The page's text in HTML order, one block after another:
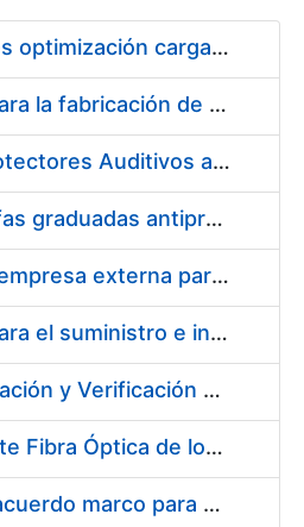
Pliego condiciones optimización cargas compras firmado
Acuerdo marco para la fabricación de piezas
Suministro de Protectores Auditivos a medida para las personas trabajadoras de los Centros de Trabajo de Madrid y Burgos
Suministro de gafas graduadas antiproyecciones para los trabajadores de la FNMT-RCM en los centros de trabajo de Madrid y Burgos
Servicios de una empresa externa para el asesoramiento y resolución de los recursos de alzada que se presentan relacionados con procesos de selección para la FNMT-RCM
Acuerdo marco para el suministro e instalación de persianas, estores y otros complementos
Servicio de Calibración y Verificación Externa de los Equipos de Medición del Servicio de Prevención de la FNMT-RCM
Conexión mediante Fibra Óptica de los Centros de Proceso de Datos (CPDs) de las sedes de la FNMT-RCM de Burgos y Madrid
Contratación de acuerdo marco para el Suministro de Material de Electricidad para la Fábrica Nacional de Moneda y Timbre-Real Casa de la Moneda en su centro de trabajo de Burgos